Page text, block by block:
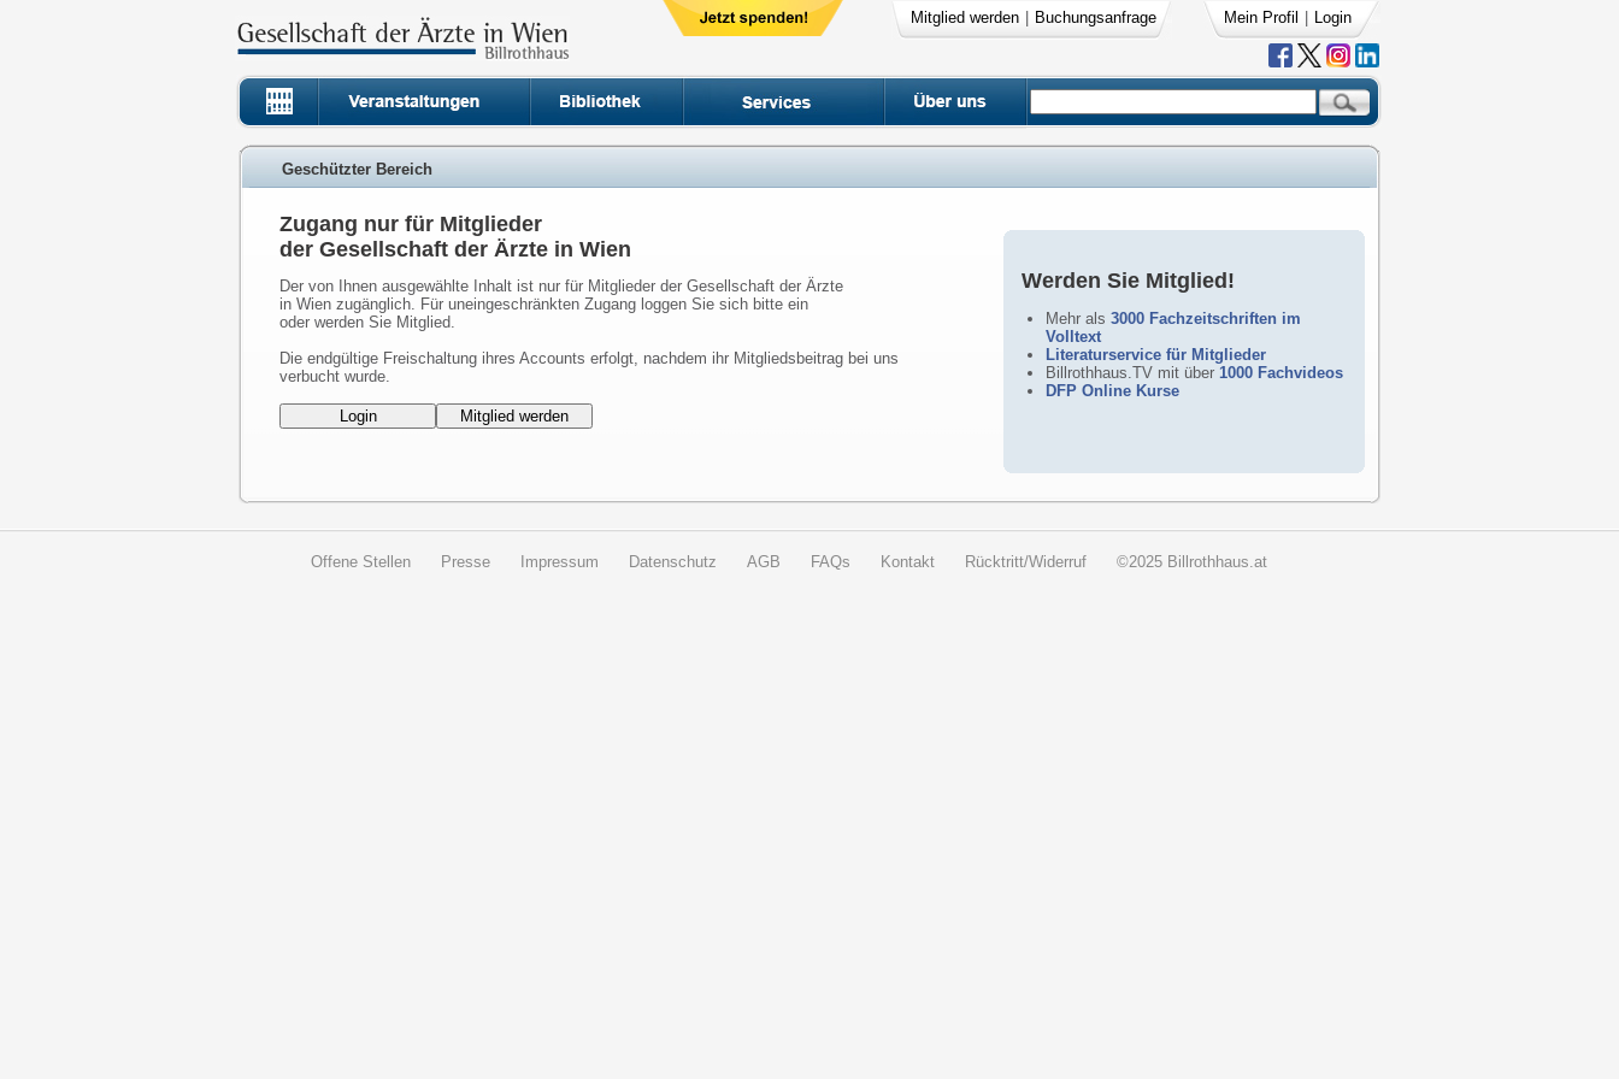
Mitglied werden Buchungsanfrage Mein Profil Login
Geschützter Bereich
Werden Sie Mitglied!
Mehr als 3000 Fachzeitschriften im
Volltext
Literaturservice für Mitglieder
Billrothhaus.TV mit über 1000 Fachvideos
DFP Online Kurse
Zugang nur für Mitglieder
der Gesellschaft der Ärzte in Wien
Der von Ihnen ausgewählte Inhalt ist nur für Mitglieder der Gesellschaft der Ärzte
in Wien zugänglich. Für uneingeschränkten Zugang loggen Sie sich bitte ein
oder werden Sie Mitglied.
Die endgültige Freischaltung ihres Accounts erfolgt, nachdem ihr Mitgliedsbeitrag bei uns
verbucht wurde.
Offene Stellen Presse Impressum Datenschutz AGB FAQs Kontakt Rücktritt/Widerruf ©2025 Billrothhaus.at